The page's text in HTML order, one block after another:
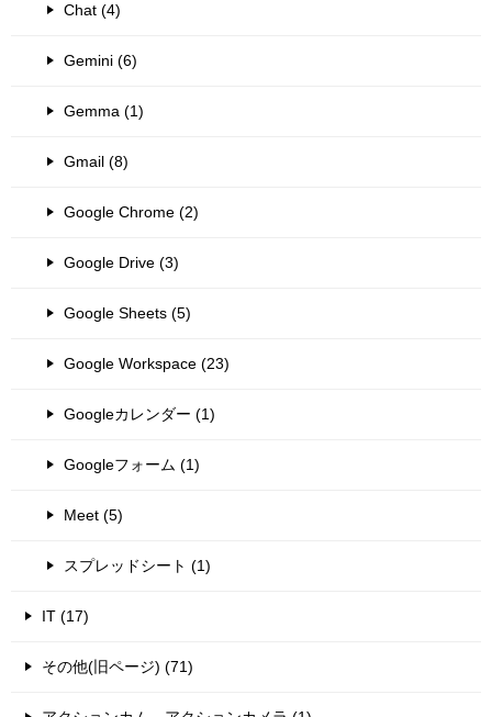
Chat (4)
Gemini (6)
Gemma (1)
Gmail (8)
Google Chrome (2)
Google Drive (3)
Google Sheets (5)
Google Workspace (23)
Googleカレンダー (1)
Googleフォーム (1)
Meet (5)
スプレッドシート (1)
IT (17)
その他(旧ページ) (71)